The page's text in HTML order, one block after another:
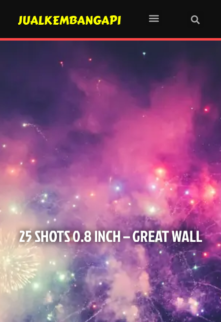
JUALKEMBANGAPI
25 SHOTS 0.8 INCH – GREAT WALL